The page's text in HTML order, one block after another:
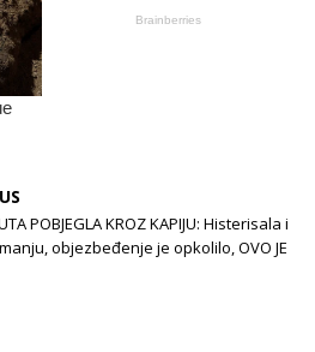
POBJEGLA KROZ KAPIJU: Histerisala i
objezbeđenje je opkolilo, OVO JE